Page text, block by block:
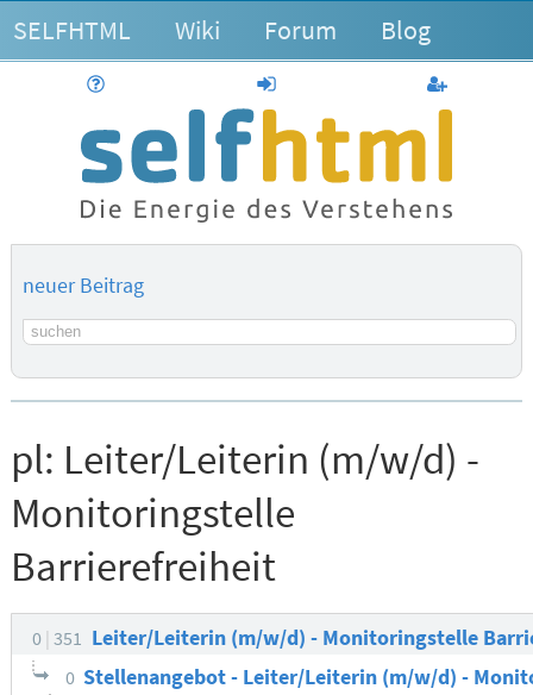
SELFHTML Wiki Forum Blog
anmelden
neuer Beitrag
Suchbegriff
pl: Leiter/Leiterin (m/w/d) -
Monitoringstelle
Barrierefreiheit
0 351 Leiter/Leiterin (m/w/d) - Monitoringstelle
0 Stellenangebot - Leiter/Leiterin (m/w/d) -